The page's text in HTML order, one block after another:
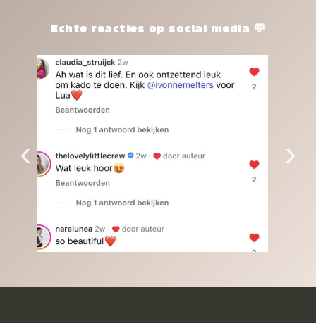
het waard.Echte reacties op social media 💬
‹ ›